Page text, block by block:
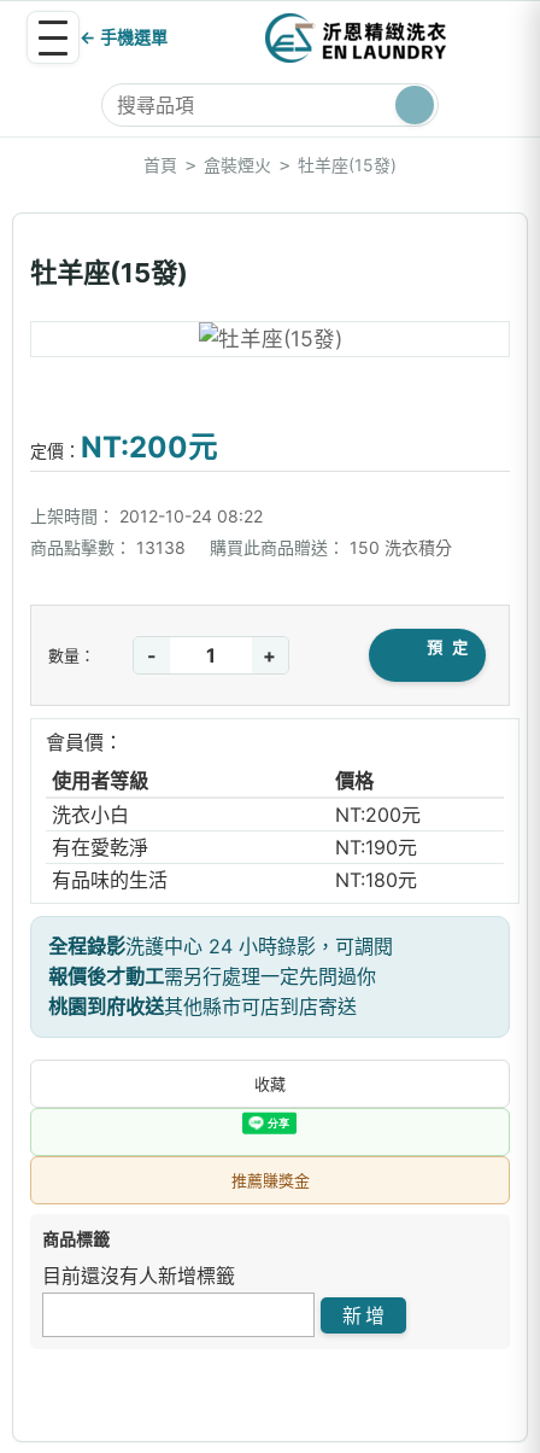
← 手機選單
首頁 > 盒裝煙火 > 牡羊座(15發)
牡羊座(15發)
定價： NT:200元
上架時間：
2012-10-24 08:22
商品點擊數：
13138 購買此商品贈送： 150 洗衣積分
數量： - + 預 定
會員價：
使用者等級
價格
洗衣小白
NT:200元
有在愛乾淨
NT:190元
有品味的生活
NT:180元
全程錄影洗護中心 24 小時錄影，可調閱
報價後才動工需另行處理一定先問過你
桃園到府收送其他縣市可店到店寄送
收藏
推薦賺獎金
商品標籤
目前還沒有人新增標籤